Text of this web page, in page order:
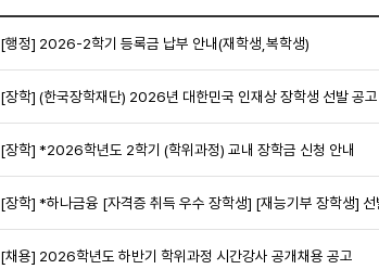
[행정] 2026-2학기 등록금 납부 안내(재학생,복학생)
[장학] (한국장학재단) 2026년 대한민국 인재상 장학생 선발 공고
[장학] *2026학년도 2학기 (학위과정) 교내 장학금 신청 안내
[장학] *하나금융 [자격증 취득 우수 장학생] [재능기부 장학생] 선
[채용] 2026학년도 하반기 학위과정 시간강사 공개채용 공고